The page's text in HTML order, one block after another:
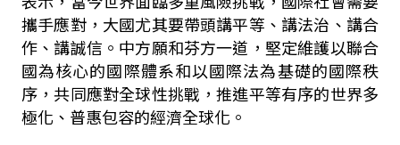
攜手應對，大國尤其要帶頭講平等、講法治、講合
作、講誠信。中方願和芬方一道，堅定維護以聯合
國為核心的國際體系和以國際法為基礎的國際秩
序，共同應對全球性挑戰，推進平等有序的世界多
極化、普惠包容的經濟全球化。